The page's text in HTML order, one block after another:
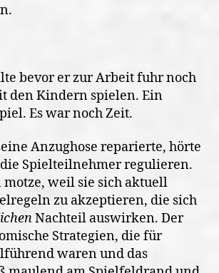
bevor er zur Arbeit fuhr noch
den Kindern spielen. Ein
Es war noch Zeit.
Anzughose reparierte, hörte
Spielteilnehmer regulieren.
motze, weil sie sich aktuell
zu akzeptieren, die sich
Nachteil auswirken. Der
Strategien, die für
waren und das